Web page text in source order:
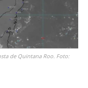
de Quintana Roo. Foto: